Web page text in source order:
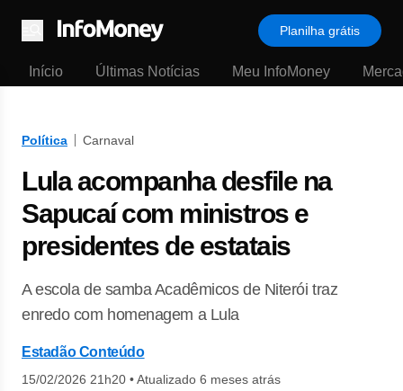
Menu
Planilha grátis
Início Últimas Notícias Meu InfoMoney
Política Carnaval
Lula acompanha desfile na
Sapucaí com ministros e
presidentes de estatais
A escola de samba Acadêmicos de Niterói traz
enredo com homenagem a Lula
Estadão Conteúdo
15/02/2026 21h20 •Atualizado 6 meses atrás